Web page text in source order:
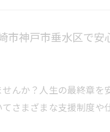
市神戸市垂水区で安
んか？人生の最終章を
さまざまな支援制度や